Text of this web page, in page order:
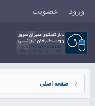
ورود عضویت
صفحه اصلی